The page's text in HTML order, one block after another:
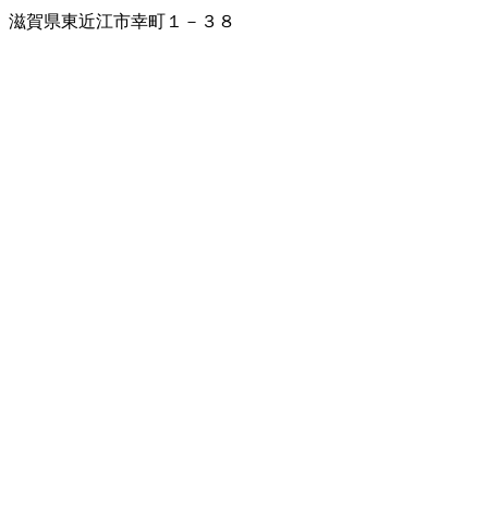
滋賀県東近江市幸町１－３８